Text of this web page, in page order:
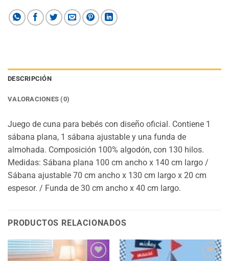
DESCRIPCIÓN
VALORACIONES (0)
Juego de cuna para bebés con diseño oficial. Contiene 1
sábana plana, 1 sábana ajustable y una funda de
almohada. Composición 100% algodón, con 130 hilos.
Medidas: Sábana plana 100 cm ancho x 140 cm largo /
Sábana ajustable 70 cm ancho x 130 cm largo x 20 cm
espesor. / Funda de 30 cm ancho x 40 cm largo.
PRODUCTOS RELACIONADOS